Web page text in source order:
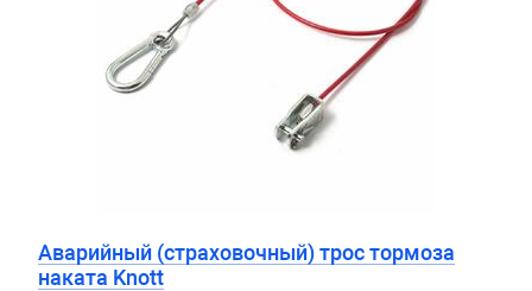
Аварийный (страховочный) трос тормоза
наката Knott